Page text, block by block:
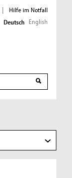
|
Hilfe im Notfall
Deutsch English